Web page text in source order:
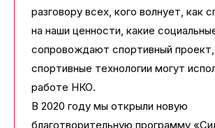
разговору всех, кого волнует, как
на наши ценности, какие
сопровождают спортивный проект,
спортивные технологии могут
работе НКО.
В 2020 году мы открыли новую
благотворительную программу